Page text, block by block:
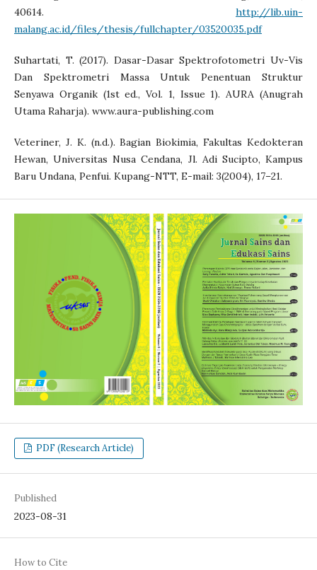
40614.http://lib.uin-
malang.ac.id/files/thesis/fullchapter/03520035.pdf
Suhartati, T. (2017). Dasar-Dasar Spektrofotometri Uv-Vis
Dan Spektrometri Massa Untuk Penentuan Struktur
Senyawa Organik (1st ed., Vol. 1, Issue 1). AURA (Anugrah
Utama Raharja). www.aura-publishing.com
Veteriner, J. K. (n.d.). Bagian Biokimia, Fakultas Kedokteran
Hewan, Universitas Nusa Cendana, Jl. Adi Sucipto, Kampus
Baru Undana, Penfui. Kupang-NTT, E-mail: 3(2004), 17–21.
PDF (Research Article)
Published
2023-08-31
How to Cite